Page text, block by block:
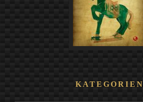
KATEGORIEN